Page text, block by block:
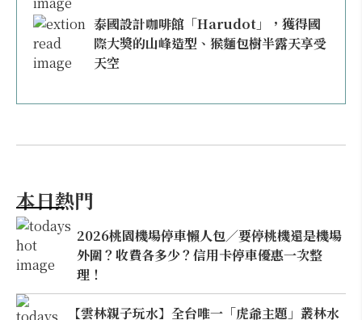
泰國設計咖啡館「Harudot」，獲得國
際大獎的山峰造型、猴麵包樹半露天享受
天空
本日熱門
2026桃園機場停車懶人包／要停桃機還是機場
外圍？收費各多少？信用卡停車優惠一次整
理！
【雲林親子玩水】全台唯一「虎爺主題」叢林水